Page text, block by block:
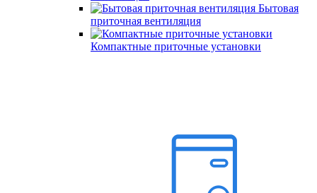
Бытовая
приточная вентиляция
Компактные приточные установки